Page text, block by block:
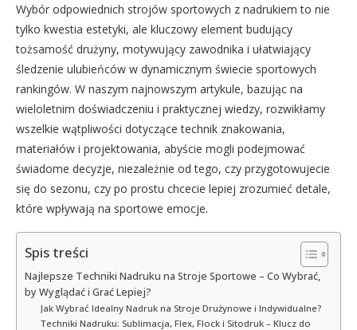
Wybór odpowiednich strojów sportowych z nadrukiem to nie
tylko kwestia estetyki, ale kluczowy element budujący
tożsamość drużyny, motywujący zawodnika i ułatwiający
śledzenie ulubieńców w dynamicznym świecie sportowych
rankingów. W naszym najnowszym artykule, bazując na
wieloletnim doświadczeniu i praktycznej wiedzy, rozwikłamy
wszelkie wątpliwości dotyczące technik znakowania,
materiałów i projektowania, abyście mogli podejmować
świadome decyzje, niezależnie od tego, czy przygotowujecie
się do sezonu, czy po prostu chcecie lepiej zrozumieć detale,
które wpływają na sportowe emocje.
Spis treści
Najlepsze Techniki Nadruku na Stroje Sportowe – Co Wybrać,
by Wyglądać i Grać Lepiej?
Jak Wybrać Idealny Nadruk na Stroje Drużynowe i Indywidualne?
Techniki Nadruku: Sublimacja, Flex, Flock i Sitodruk – Klucz do